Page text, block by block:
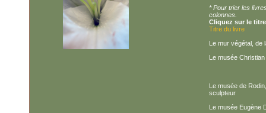
* Pour trier les
colonnes.
Cliquez sur le
Titre du livre
Le mur végétal, de
Le musée
Le musée de
sculpteur
Le musée Eugène